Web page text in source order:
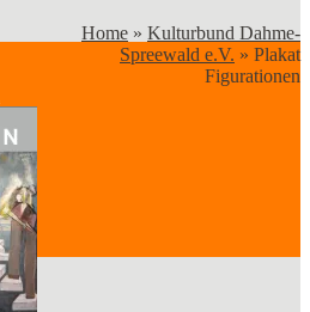
Home » Kulturbund Dahme-
Spreewald e.V. » Plakat
Figurationen